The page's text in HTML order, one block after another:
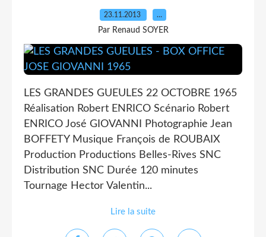
23.11.2013 …
Par Renaud SOYER
LES GRANDES GUEULES 22 OCTOBRE 1965
Réalisation Robert ENRICO Scénario Robert
ENRICO José GIOVANNI Photographie Jean
BOFFETY Musique François de ROUBAIX
Production Productions Belles-Rives SNC
Distribution SNC Durée 120 minutes
Tournage Hector Valentin...
Lire la suite